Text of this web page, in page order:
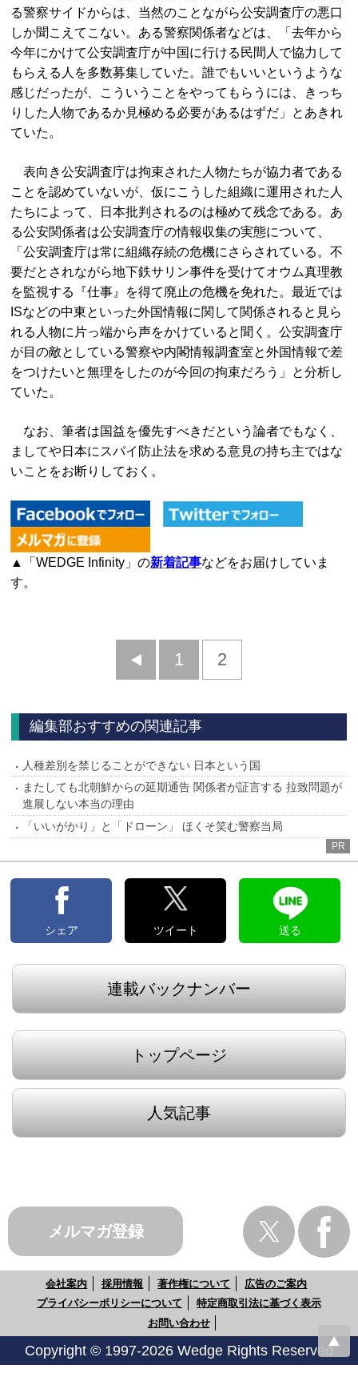
る警察サイドからは、当然のことながら公安調査庁の悪口
しか聞こえてこない。ある警察関係者などは、「去年から
今年にかけて公安調査庁が中国に行ける民間人で協力して
もらえる人を多数募集していた。誰でもいいというような
感じだったが、こういうことをやってもらうには、きっち
りした人物であるか見極める必要があるはずだ」とあきれ
ていた。
表向き公安調査庁は拘束された人物たちが協力者である
ことを認めていないが、仮にこうした組織に運用された人
たちによって、日本批判されるのは極めて残念である。あ
る公安関係者は公安調査庁の情報収集の実態について、
「公安調査庁は常に組織存続の危機にさらされている。不
要だとされながら地下鉄サリン事件を受けてオウム真理教
を監視する『仕事』を得て廃止の危機を免れた。最近では
ISなどの中東といった外国情報に関して関係されると見ら
れる人物に片っ端から声をかけていると聞く。公安調査庁
が目の敵としている警察や内閣情報調査室と外国情報で差
をつけたいと無理をしたのが今回の拘束だろう」と分析し
ていた。
なお、筆者は国益を優先すべきだという論者でもなく、
ましてや日本にスパイ防止法を求める意見の持ち主ではな
いことをお断りしておく。
▲「WEDGE Infinity」の新着記事などをお届けしていま
す。
前
1 2
編集部おすすめの関連記事
人種差別を禁じることができない 日本という国
またしても北朝鮮からの延期通告 関係者が証言する 拉致問題が
進展しない本当の理由
「いいがかり」と「ドローン」 ほくそ笑む警察当局
PR
シェア ツイート 送る
連載バックナンバー
トップページ
人気記事
メルマガ登録
会社案内 採用情報 著作権について
広告のご案内
プライバシーポリシーについて
特定商取引法に基づく表示
お問い合わせ
Copyright © 1997-2026 Wedge Rights Reserved